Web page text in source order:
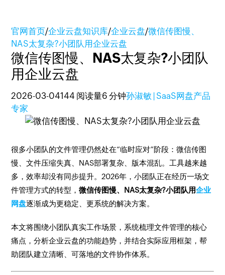
官网首页/企业云盘知识库/企业云盘/微信传图慢、
NAS太复杂?小团队用企业云盘
微信传图慢、NAS太复杂?小团队
用企业云盘
2026-03-04144 阅读量6 分钟孙淑敏 | SaaS网盘产品
专家
很多小团队的文件管理仍然处在“临时应对”阶段：微信传图
慢、文件压缩失真、NAS部署复杂、版本混乱。工具越来越
多，效率却没有同步提升。2026年，小团队正在经历一场文
件管理方式的转型，微信传图慢、NAS太复杂?小团队用企业
网盘逐渐成为更稳定、更系统的解决方案。
本文将围绕小团队真实工作场景，系统梳理文件管理的核心
痛点，分析企业云盘的功能趋势，并结合实际应用框架，帮
助团队建立清晰、可落地的文件协作体系。